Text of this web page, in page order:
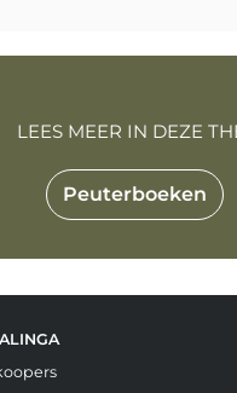
Peuterboeken
LEES MEER IN DEZE